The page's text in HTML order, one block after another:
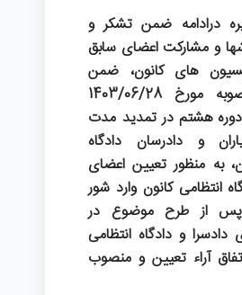
درادامه ضمن تشکر و
و مشارکت اعضای سابق
های کانون، ضمن
عدول از مصوبه مورخ 1403/06/28
هشتم در تمدید مدت
و دادرسان دادگاه
به منظور تعیین اعضای
انتظامی کانون وارد شور
پس از طرح موضوع در
و دادگاه انتظامی
آراء تعیین و منصوب